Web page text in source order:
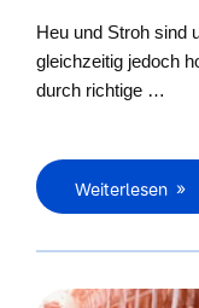
Heu und Stroh sind
gleichzeitig jedoch
durch richtige …
Weiterlesen